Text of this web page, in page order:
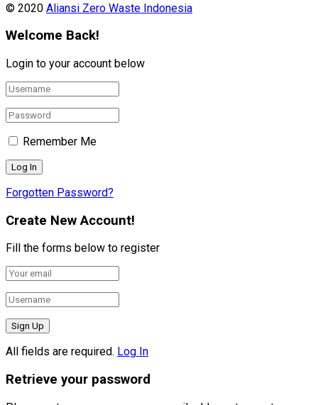
© 2020 Aliansi Zero Waste Indonesia
Welcome Back!
Login to your account below
Remember Me
Forgotten Password?
Create New Account!
Fill the forms below to register
All fields are required. Log In
Retrieve your password